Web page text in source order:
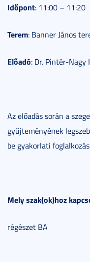
Időpont: 11:00 – 11:20
Terem: Banner János
Előadó: Dr. Pintér-Nagy
Az előadás során a
gyűjteményének
be gyakorlati
Mely szak(ok)hoz
régészet BA